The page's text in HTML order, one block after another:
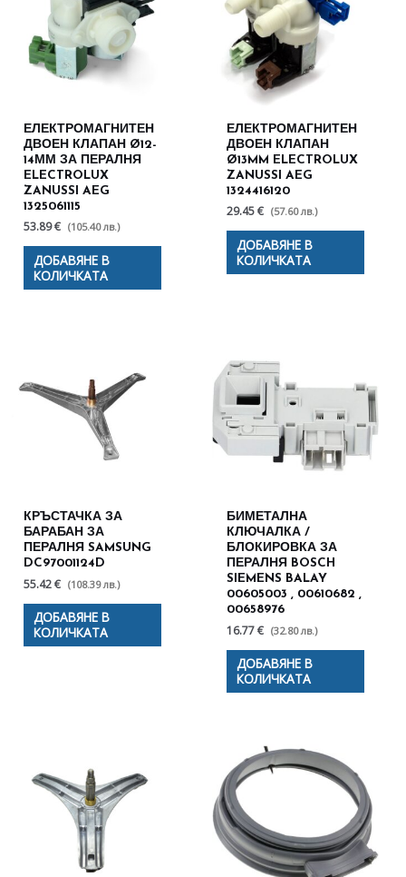
ЕЛЕКТРОМАГНИТЕН
ДВОЕН КЛАПАН Ø12-
14ММ ЗА ПЕРАЛНЯ
ELECTROLUX
ZANUSSI AEG
1325061115
53.89 € (105.40 лв.)
ДОБАВЯНЕ В
КОЛИЧКАТА
ЕЛЕКТРОМАГНИТЕН
ДВОЕН КЛАПАН
Ø13MM ELECTROLUX
ZANUSSI AEG
1324416120
29.45 € (57.60 лв.)
ДОБАВЯНЕ В
КОЛИЧКАТА
КРЪСТАЧКА ЗА
БАРАБАН ЗА
ПЕРАЛНЯ SAMSUNG
DC97001124D
55.42 € (108.39 лв.)
ДОБАВЯНЕ В
КОЛИЧКАТА
БИМЕТАЛНА
КЛЮЧАЛКА /
БЛОКИРОВКА ЗА
ПЕРАЛНЯ BOSCH
SIEMENS BALAY
00605003 , 00610682 ,
00658976
16.77 € (32.80 лв.)
ДОБАВЯНЕ В
КОЛИЧКАТА